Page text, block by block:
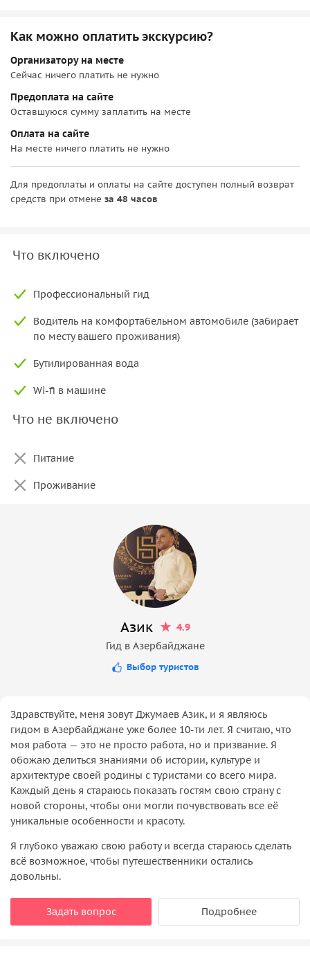
Как можно оплатить экскурсию?
Организатору на месте
Сейчас ничего платить не нужно
Предоплата на сайте
Оставшуюся сумму заплатить на месте
Оплата на сайте
На месте ничего платить не нужно
Для предоплаты и оплаты на сайте доступен полный возврат
средств при отмене за 48 часов
Что включено
Профессиональный гид
Водитель на комфортабельном автомобиле (забирает
по месту вашего проживания)
Бутилированная вода
Wi-fi в машине
Что не включено
Питание
Проживание
Азик
4.9
Гид в Азербайджане
Выбор туристов
Здравствуйте, меня зовут Джумаев Азик, и я являюсь
гидом в Азербайджане уже более 10-ти лет. Я считаю, что
моя работа — это не просто работа, но и призвание. Я
обожаю делиться знаниями об истории, культуре и
архитектуре своей родины с туристами со всего мира.
Каждый день я стараюсь показать гостям свою страну с
новой стороны, чтобы они могли почувствовать все её
уникальные особенности и красоту.
Я глубоко уважаю свою работу и всегда стараюсь сделать
всё возможное, чтобы путешественники остались
довольны.
Задать вопрос Подробнее